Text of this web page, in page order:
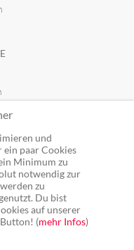
und
ein paar Cookies
Minimum zu
notwendig zur
zu
Du bist
auf unserer
(mehr Infos)